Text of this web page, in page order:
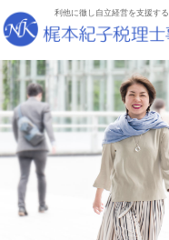
利他に徹し自立経営を支援する